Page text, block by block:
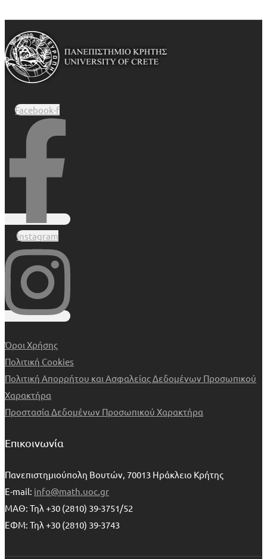
Facebook-f
Instagram
Όροι Χρήσης
Πολιτική Cookies
Πολιτική Απορρήτου και Ασφαλείας Δεδομένων Προσωπικού
Χαρακτήρα
Προστασία Δεδομένων Προσωπικού Χαρακτήρα
Επικοινωνία
Πανεπιστημιούπολη Βουτών, 70013 Ηράκλειο Κρήτης
E-mail: info@math.uoc.gr
ΜΑΘ: Τηλ +30 (2810) 39-3751/52
ΕΦΜ: Τηλ +30 (2810) 39-3743